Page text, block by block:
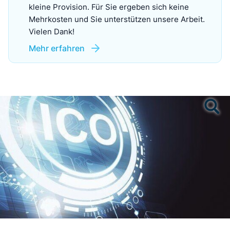
kleine Provision. Für Sie ergeben sich keine
Mehrkosten und Sie unterstützen unsere Arbeit.
Vielen Dank!
Mehr erfahren